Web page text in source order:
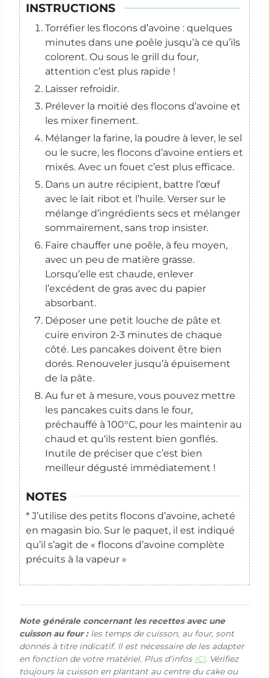
INSTRUCTIONS
Torréfier les flocons d’avoine : quelques
minutes dans une poêle jusqu’à ce qu’ils
colorent. Ou sous le grill du four,
attention c’est plus rapide !
Laisser refroidir.
Prélever la moitié des flocons d’avoine et
les mixer finement.
Mélanger la farine, la poudre à lever, le sel
ou le sucre, les flocons d’avoine entiers et
mixés. Avec un fouet c’est plus efficace.
Dans un autre récipient, battre l’œuf
avec le lait ribot et l’huile. Verser sur le
mélange d’ingrédients secs et mélanger
sommairement, sans trop insister.
Faire chauffer une poêle, à feu moyen,
avec un peu de matière grasse.
Lorsqu’elle est chaude, enlever
l’excédent de gras avec du papier
absorbant.
Déposer une petit louche de pâte et
cuire environ 2-3 minutes de chaque
côté. Les pancakes doivent être bien
dorés. Renouveler jusqu’à épuisement
de la pâte.
Au fur et à mesure, vous pouvez mettre
les pancakes cuits dans le four,
préchauffé à 100°C, pour les maintenir au
chaud et qu‘ils restent bien gonflés.
Inutile de préciser que c’est bien
meilleur dégusté immédiatement !
NOTES
* J’utilise des petits flocons d’avoine, acheté
en magasin bio. Sur le paquet, il est indiqué
qu’il s’agit de « flocons d’avoine complète
précuits à la vapeur »
Note générale concernant les recettes avec une
cuisson au four :les temps de cuisson, au four, sont
donnés à titre indicatif. Il est nécessaire de les adapter
en fonction de votre matériel. Plus d’infos ICI. Vérifiez
toujours la cuisson en plantant au centre du cake ou